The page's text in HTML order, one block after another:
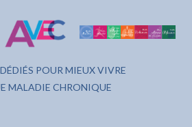
POUR MIEUX VIVRE
MALADIE CHRONIQUE